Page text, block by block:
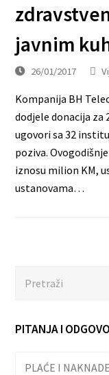
javnim
26/01/2017
Kompanija BH
dodjele donacija za
ugovori sa 32
poziva.
iznosu milion KM,
ustanovama…
PITANJA I
PLAĆE I NAKNADE